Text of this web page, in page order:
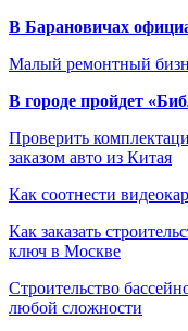
В Барановичах
Малый ремонтный
В городе пройдет
Проверить
заказом авто из Китая
Как соотнести
Как заказать
ключ в Москве
Строительство
любой сложности